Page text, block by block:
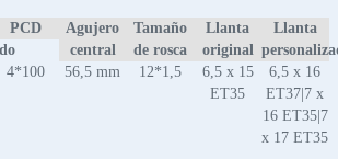
PCD
Agujero
central
Tamaño
de rosca
Llanta
original
Llanta
4*100 56,5 mm 12*1,5
6,5 x 15
ET35
6,5 x 16
ET37|7 x
16 ET35|7
x 17 ET35